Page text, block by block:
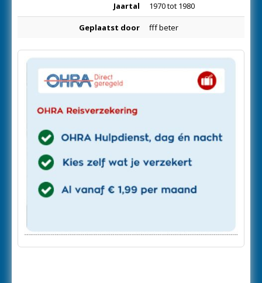
Jaartal 1970 tot 1980
Geplaatst door fff beter